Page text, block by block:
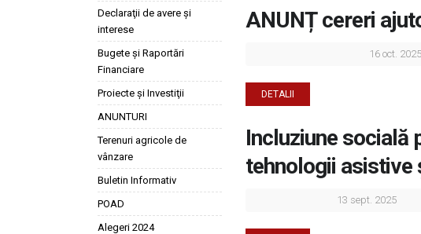
Declaraţii de avere şi
interese
Bugete şi Raportări
Financiare
Proiecte şi Investiţii
ANUNTURI
Terenuri agricole de
vânzare
Buletin Informativ
POAD
Alegeri 2024
ANUNȚ cereri
16 oct. 2025
DETALII
Incluziune socială
tehnologii asistive
13 sept. 2025